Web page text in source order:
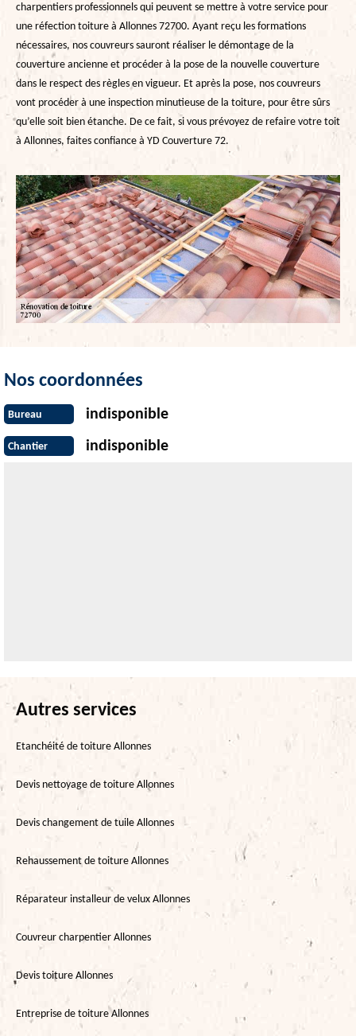
charpentiers professionnels qui peuvent se mettre à votre service pour
une réfection toiture à Allonnes 72700. Ayant reçu les formations
nécessaires, nos couvreurs sauront réaliser le démontage de la
couverture ancienne et procéder à la pose de la nouvelle couverture
dans le respect des règles en vigueur. Et après la pose, nos couvreurs
vont procéder à une inspection minutieuse de la toiture, pour être sûrs
qu’elle soit bien étanche. De ce fait, si vous prévoyez de refaire votre toit
à Allonnes, faites confiance à YD Couverture 72.
Nos coordonnées
Bureau indisponible
Chantier indisponible
Autres services
Etanchéité de toiture Allonnes
Devis nettoyage de toiture Allonnes
Devis changement de tuile Allonnes
Rehaussement de toiture Allonnes
Réparateur installeur de velux Allonnes
Couvreur charpentier Allonnes
Devis toiture Allonnes
Entreprise de toiture Allonnes